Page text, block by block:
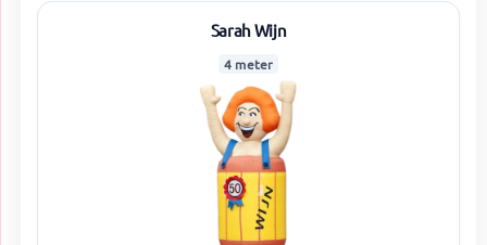
Sarah Wijn
4 meter